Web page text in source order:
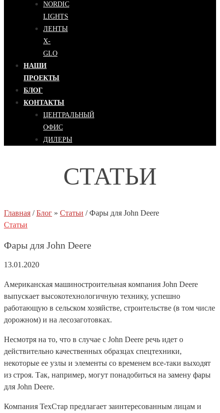
NORDIC
LIGHTS
ЛЕНТЫ
X-
GLO
НАШИ
ПРОЕКТЫ
БЛОГ
КОНТАКТЫ
ЦЕНТРАЛЬНЫЙ
ОФИС
ДИЛЕРЫ
СТАТЬИ
Главная / Блог » Статьи / Фары для John Deere
Статьи
Фары для John Deere
13.01.2020
Американская машиностроительная компания John Deere
выпускает высокотехнологичную технику, успешно
работающую в сельском хозяйстве, строительстве (в том числе
дорожном) и на лесозаготовках.
Несмотря на то, что в случае с John Deere речь идет о
действительно качественных образцах спецтехники,
некоторые ее узлы и элементы со временем все-таки выходят
из строя. Так, например, могут понадобиться на замену фары
для John Deere.
Компания ТехСтар предлагает заинтересованным лицам и